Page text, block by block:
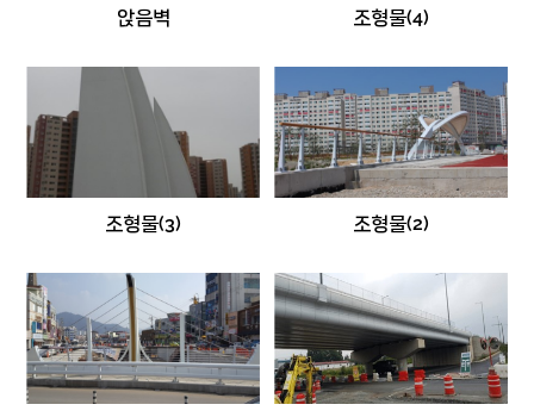
앉음벽 조형물(4)
조형물(3) 조형물(2)